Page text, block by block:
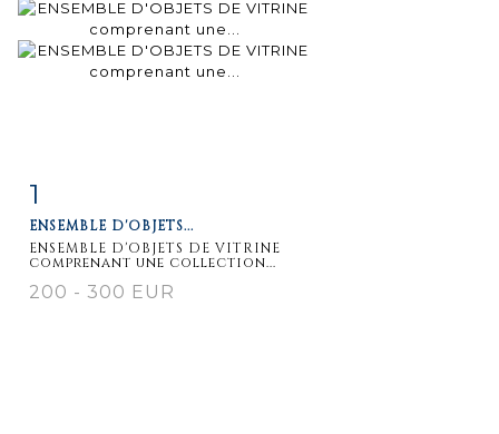
détaillée
1
ENSEMBLE D'OBJETS...
ENSEMBLE D'OBJETS DE VITRINE
comprenant une collection...
200 - 300 EUR